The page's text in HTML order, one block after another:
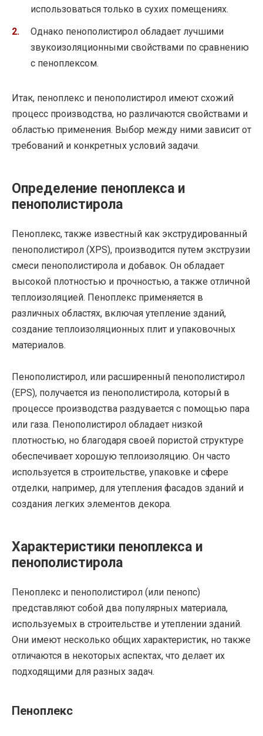
использоваться только в сухих помещениях.
Однако пенополистирол обладает лучшими
звукоизоляционными свойствами по сравнению
с пеноплексом.
Итак, пеноплекс и пенополистирол имеют схожий
процесс производства, но различаются свойствами и
областью применения. Выбор между ними зависит от
требований и конкретных условий задачи.
Определение пеноплекса и
пенополистирола
Пеноплекс, также известный как экструдированный
пенополистирол (XPS), производится путем экструзии
смеси пенополистирола и добавок. Он обладает
высокой плотностью и прочностью, а также отличной
теплоизоляцией. Пеноплекс применяется в
различных областях, включая утепление зданий,
создание теплоизоляционных плит и упаковочных
материалов.
Пенополистирол, или расширенный пенополистирол
(EPS), получается из пенополистирола, который в
процессе производства раздувается с помощью пара
или газа. Пенополистирол обладает низкой
плотностью, но благодаря своей пористой структуре
обеспечивает хорошую теплоизоляцию. Он часто
используется в строительстве, упаковке и сфере
отделки, например, для утепления фасадов зданий и
создания легких элементов декора.
Характеристики пеноплекса и
пенополистирола
Пеноплекс и пенополистирол (или пенопс)
представляют собой два популярных материала,
используемых в строительстве и утеплении зданий.
Они имеют несколько общих характеристик, но также
отличаются в некоторых аспектах, что делает их
подходящими для разных задач.
Пеноплекс